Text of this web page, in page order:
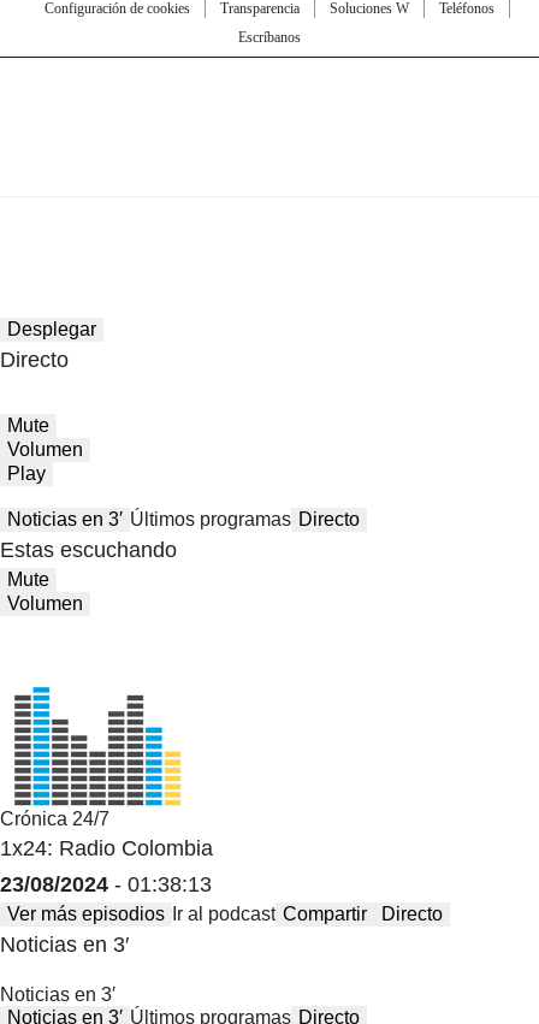
Configuración de cookies
Transparencia Soluciones W
Teléfonos
Escríbanos
Desplegar
Directo
Mute
Volumen
Play
Noticias en 3′ Últimos programas Directo
Estas escuchando
Mute
Volumen
Crónica 24/7
1x24: Radio Colombia
23/08/2024 - 01:38:13
Ver más episodios Ir al podcast Compartir Directo
Noticias en 3′
Noticias en 3′
Noticias en 3′ Últimos programas Directo